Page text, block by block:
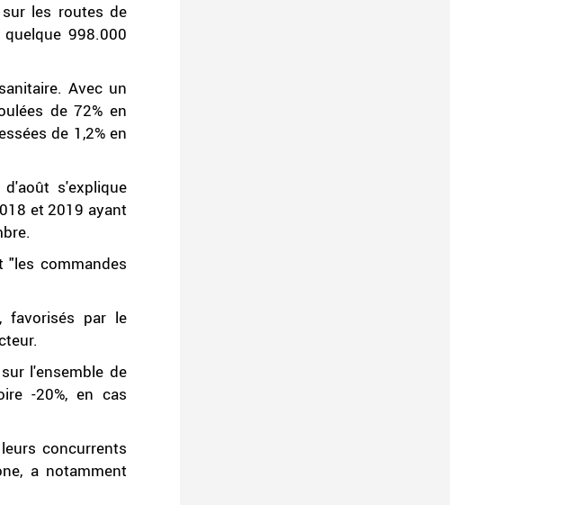
les routes de
998.000
Avec un
de 72% en
de 1,2% en
s'explique
et 2019 ayant
"les commandes
favorisés par le
l'ensemble de
-20%, en cas
concurrents
a notamment